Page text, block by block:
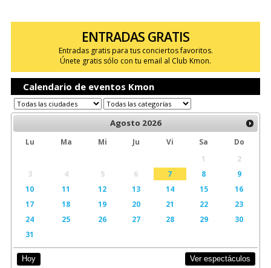
ENTRADAS GRATIS
Entradas gratis para tus conciertos favoritos.
Únete gratis sólo con tu email al Club Kmon.
Calendario de eventos Kmon
Agosto 2026
Lu Ma Mi Ju Vi Sa
Do
1
2
3
4 5 6 7 8
9
10
11 12 13 14 15
16
17
18 19 20 21 22
23
24
25 26 27 28 29
30
31
Hoy Ver espectáculos